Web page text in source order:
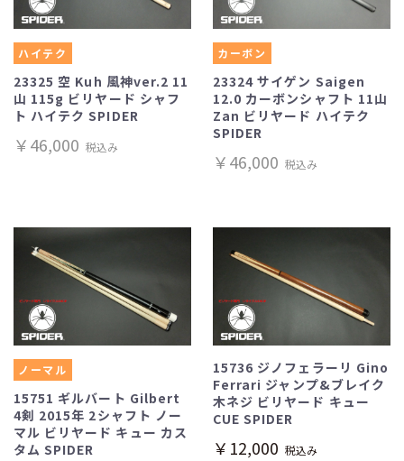
ハイテク
23325 空 Kuh 風神ver.2 11
山 115g ビリヤード シャフ
ト ハイテク SPIDER
￥46,000 税込み
カーボン
23324 サイゲン Saigen
12.0 カーボンシャフト 11山
Zan ビリヤード ハイテク
SPIDER
￥46,000 税込み
ノーマル
15751 ギルバート Gilbert
4剣 2015年 2シャフト ノー
マル ビリヤード キュー カス
タム SPIDER
15736 ジノフェラーリ Gino
Ferrari ジャンプ&ブレイク
木ネジ ビリヤード キュー
CUE SPIDER
￥12,000 税込み